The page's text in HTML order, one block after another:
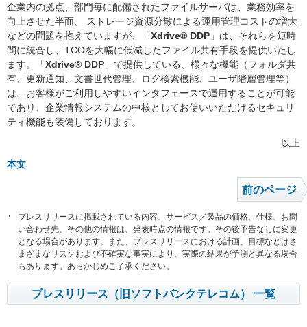
企業内の拠点、部門毎に配備されたファイルサーバは、業務効率を
向上させた半面、 ストレージ資源分散による運用管理コストの増大
などの問題を抱えていますが、「Xdrive® DDP 」は、それらを短時
間に統合し、TCOを大幅に低減したファイル共有手段を提供いたし
ます。「Xdrive® DDP 」で提供している、様々な機能（フォルダ共
有、更新通知、文書世代管理、ログ検索機能、ユーザ階層管理等）
は、お客様がご利用しやすいインタフェースで運用することが可能
であり、企業情報システムの中核としてお使いいただけるセキュリ
ティ機能も装備しております。
以上
本文
前のページ
プレスリリースに掲載されている内容、サービス／製品の価格、仕様、お問
い合わせ先、その他の情報は、発表時点の情報です。その後予告なしに変更
となる場合があります。また、プレスリリースにおける計画、目標などはさ
まざまなリスクおよび不確実な事実により、実際の結果が予測と異なる場合
もあります。あらかじめご了承ください。
プレスリリース（旧ソフトバンクテレコム） 一覧